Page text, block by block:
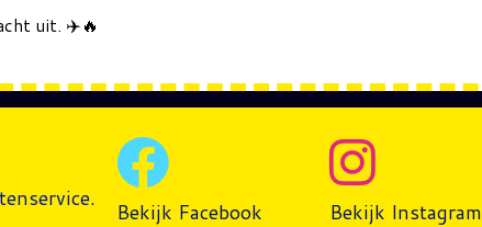
uit. ✈️🔥
Bekijk Facebook Bekijk Instagram